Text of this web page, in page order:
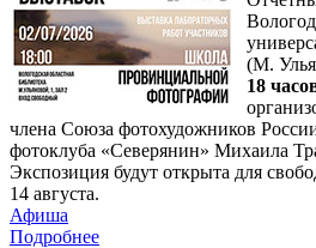
(М.
18
члена Союза фотохудожников
фотоклуба «Северянин» Михаила
Экспозиция будут открыта для
14 августа.
Афиша
Подробнее